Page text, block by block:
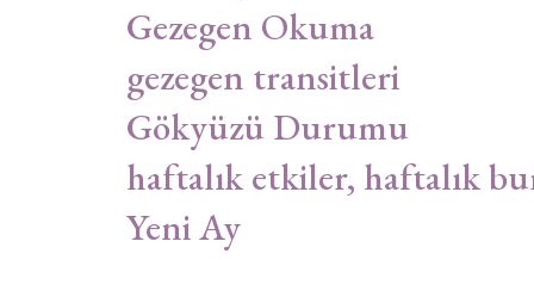
Gezegen Okuma
gezegen transitleri
Gökyüzü Durumu
haftalık etkiler, haftalık
Yeni Ay